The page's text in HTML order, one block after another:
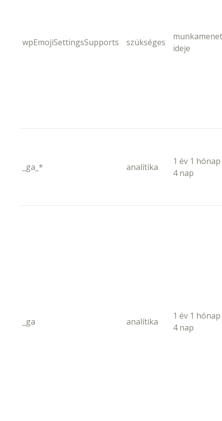
wpEmojiSettingsSupports szükséges
munkamenet
ideje
_ga_* analítika
1 év 1 hónap
4 nap
_ga analítika
1 év 1 hónap
4 nap